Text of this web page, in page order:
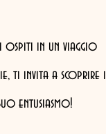
ospiti in un viaggio
ti invita a scoprire i
entusiasmo!